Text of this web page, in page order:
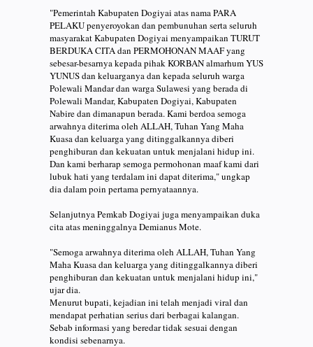
"Pemerintah Kabupaten Dogiyai atas nama PARA
PELAKU penyeroyokan dan pembunuhan serta seluruh
masyarakat Kabupaten Dogiyai menyampaikan TURUT
BERDUKA CITA dan PERMOHONAN MAAF yang
sebesar-besarnya kepada pihak KORBAN almarhum YUS
YUNUS dan keluarganya dan kepada seluruh warga
Polewali Mandar dan warga Sulawesi yang berada di
Polewali Mandar, Kabupaten Dogiyai, Kabupaten
Nabire dan dimanapun berada. Kami berdoa semoga
arwahnya diterima oleh ALLAH, Tuhan Yang Maha
Kuasa dan keluarga yang ditinggalkannya diberi
penghiburan dan kekuatan untuk menjalani hidup ini.
Dan kami berharap semoga permohonan maaf kami dari
lubuk hati yang terdalam ini dapat diterima," ungkap
dia dalam poin pertama pernyataannya.
Selanjutnya Pemkab Dogiyai juga menyampaikan duka
cita atas meninggalnya Demianus Mote.
"Semoga arwahnya diterima oleh ALLAH, Tuhan Yang
Maha Kuasa dan keluarga yang ditinggalkannya diberi
penghiburan dan kekuatan untuk menjalani hidup ini,"
ujar dia.
Menurut bupati, kejadian ini telah menjadi viral dan
mendapat perhatian serius dari berbagai kalangan.
Sebab informasi yang beredar tidak sesuai dengan
kondisi sebenarnya.